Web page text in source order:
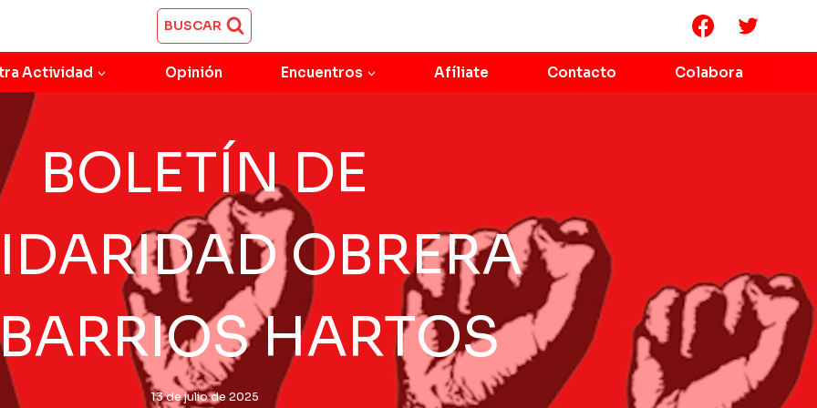
BUSCAR
Actividad Opinión Encuentros Afíliate Contacto Colabora
BOLETÍN DE
OBRERA
HARTOS
13 de julio de 2025